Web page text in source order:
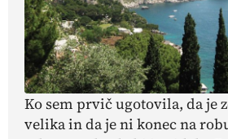
Ko sem prvič ugotovila, da je
velika in da je ni konec na